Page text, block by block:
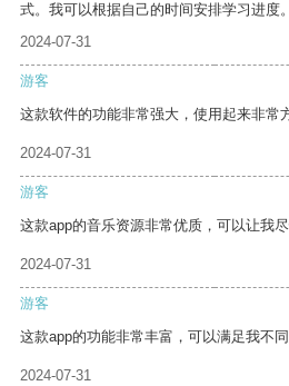
式。我可以根据自己的时间安排学习进度。
2024-07-31
游客
这款软件的功能非常强大，使用起来非常
2024-07-31
游客
这款app的音乐资源非常优质，可以让我
2024-07-31
游客
这款app的功能非常丰富，可以满足我不同
2024-07-31